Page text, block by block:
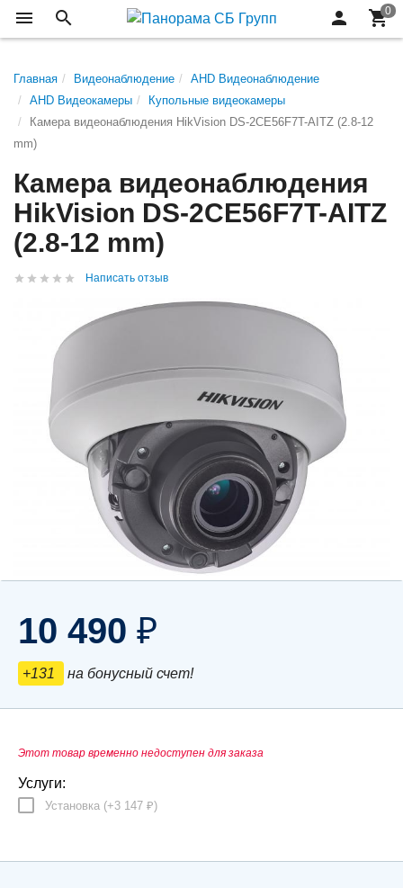
Главная Видеонаблюдение
AHD Видеонаблюдение
AHD Видеокамеры
Купольные видеокамеры
Камера видеонаблюдения HikVision DS-2CE56F7T-AITZ (2.8-12
mm)
Камера видеонаблюдения
HikVision DS-2CE56F7T-AITZ
(2.8-12 mm)
Написать отзыв
10 490 ₽
+131 на бонусный счет!
Этот товар временно недоступен для заказа
Услуги:
Установка (+3 147 ₽)